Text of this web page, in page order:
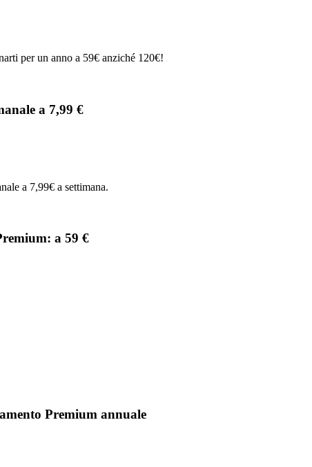
per un anno a 59€ anziché 120€!
a 7,99 €
a 7,99€ a settimana.
a 59 €
Premium annuale